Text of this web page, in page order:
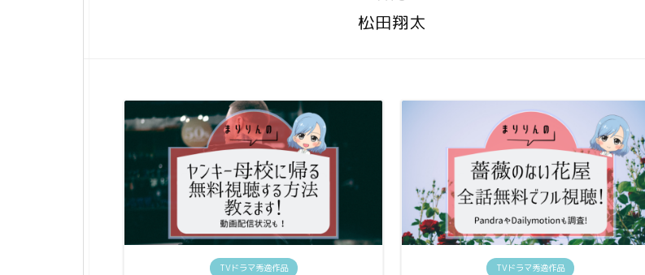
松田翔太
TVドラマ秀逸作品 TVドラマ秀逸作品